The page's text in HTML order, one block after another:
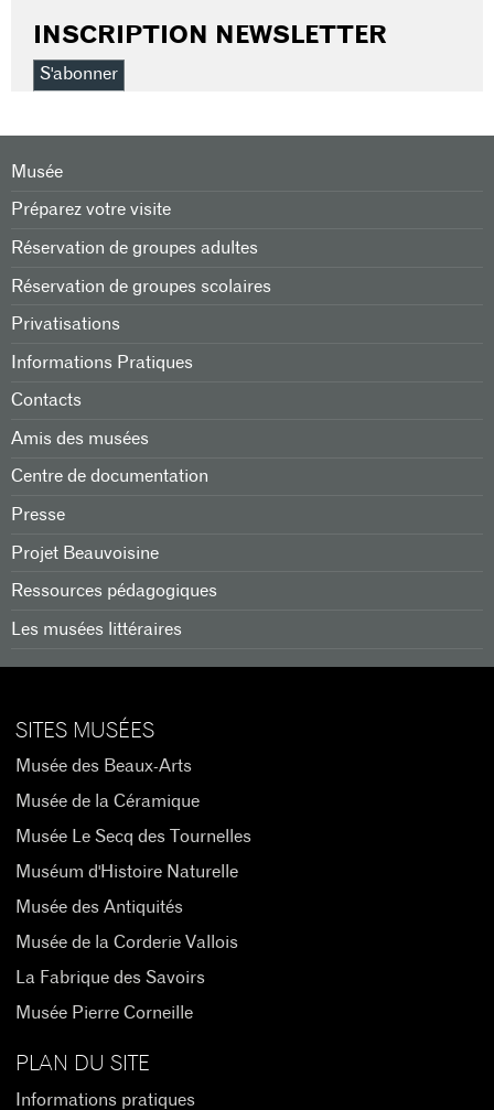
INSCRIPTION NEWSLETTER
S'abonner
Musée
Préparez votre visite
Réservation de groupes adultes
Réservation de groupes scolaires
Privatisations
Informations Pratiques
Contacts
Amis des musées
Centre de documentation
Presse
Projet Beauvoisine
Ressources pédagogiques
Les musées littéraires
SITES MUSÉES
Musée des Beaux-Arts
Musée de la Céramique
Musée Le Secq des Tournelles
Muséum d'Histoire Naturelle
Musée des Antiquités
Musée de la Corderie Vallois
La Fabrique des Savoirs
Musée Pierre Corneille
PLAN DU SITE
Informations pratiques